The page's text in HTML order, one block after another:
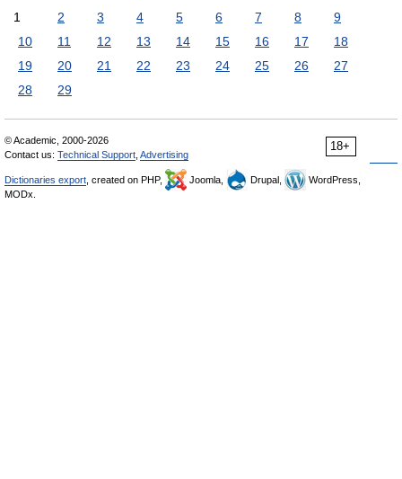
1 2 3 4 5 6 7 8
9
10
11 12 13 14 15 16 17
18
19
20 21 22 23 24 25 26
27
28
29
18+
© Academic, 2000-2026
Contact us: Technical Support Advertising
Dictionaries export , created on PHP, Joomla, Drupal,
WordPress,
MODx.